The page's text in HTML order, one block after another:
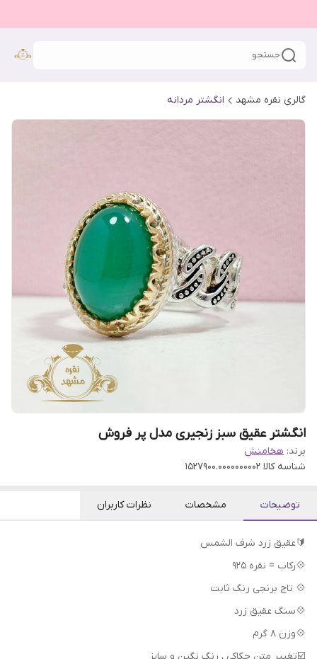
جستجو
گالری نقره مشهد انگشتر مردانه
انگشتر عقیق سبز زنجیری مدل پر فروش
برند: هخامنش
شناسه کالا 1527900.0000000002
توضیحات مشخصات نظرات کاربران
🔰عقیق زرد شرف الشمس
💠رکاب = نقره 925
💠 تاج برنجی رنگ ثابت
💠سنگ عقیق زرد
💠وزن 8 گرم